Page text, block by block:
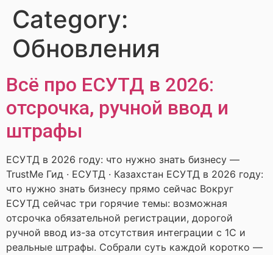
Category:
Обновления
Всё про ЕСУТД в 2026:
отсрочка, ручной ввод и
штрафы
ЕСУТД в 2026 году: что нужно знать бизнесу —
TrustMe Гид · ЕСУТД · Казахстан ЕСУТД в 2026 году:
что нужно знать бизнесу прямо сейчас Вокруг
ЕСУТД сейчас три горячие темы: возможная
отсрочка обязательной регистрации, дорогой
ручной ввод из-за отсутствия интеграции с 1С и
реальные штрафы. Собрали суть каждой коротко —